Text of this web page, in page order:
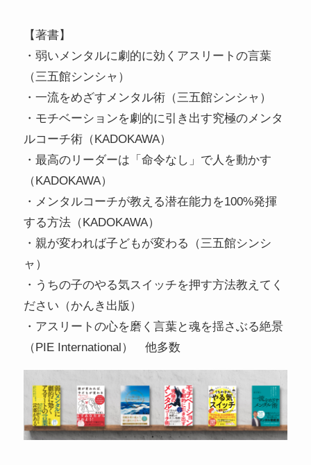
【著書】
・弱いメンタルに劇的に効くアスリートの言葉
（三五館シンシャ）
・一流をめざすメンタル術（三五館シンシャ）
・モチベーションを劇的に引き出す究極のメンタ
ルコーチ術（KADOKAWA）
・最高のリーダーは「命令なし」で人を動かす
（KADOKAWA）
・メンタルコーチが教える潜在能力を100%発揮
する方法（KADOKAWA）
・親が変われば子どもが変わる（三五館シンシ
ャ）
・うちの子のやる気スイッチを押す方法教えてく
ださい（かんき出版）
・アスリートの心を磨く言葉と魂を揺さぶる絶景
（PIE International） 他多数